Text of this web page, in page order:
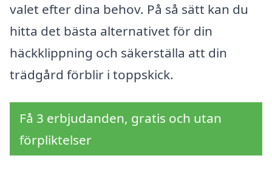
valet efter dina behov. På så sätt kan du
hitta det bästa alternativet för din
häckklippning och säkerställa att din
trädgård förblir i toppskick.
Få 3 erbjudanden, gratis och utan
förpliktelser